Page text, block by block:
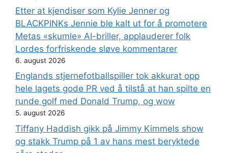
Etter at kjendiser som Kylie Jenner og
BLACKPINKs Jennie ble kalt ut for å promotere
Metas «skumle» AI-briller, applauderer folk
Lordes forfriskende sløve kommentarer
6. august 2026
Englands stjernefotballspiller tok akkurat opp
hele lagets gode PR ved å tilstå at han spilte en
runde golf med Donald Trump, og wow
5. august 2026
Tiffany Haddish gikk på Jimmy Kimmels show
og stakk Trump på 1 av hans mest beryktede